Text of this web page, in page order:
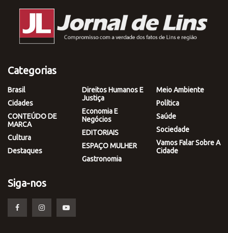
Categorias
Brasil
Cidades
CONTEÚDO DE
MARCA
Cultura
Destaques
Direitos Humanos E
Justiça
Economia E
Negócios
EDITORIAIS
ESPAÇO MULHER
Gastronomia
Meio Ambiente
Política
Saúde
Sociedade
Vamos Falar Sobre A
Cidade
Siga-nos